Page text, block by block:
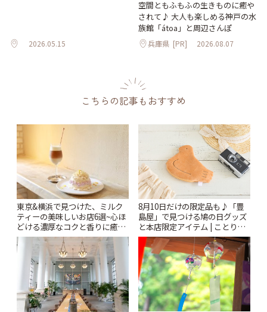
2026.05.15
空間ともふもふの生きものに癒や
されて♪ 大人も楽しめる神戸の水
族館「átoa」と周辺さんぽ
兵庫県 [PR] 2026.08.07
こちらの記事もおすすめ
東京&横浜で見つけた、ミルク
ティーの美味しいお店6選~心ほ
どける濃厚なコクと香りに癒や
されるティータイム~ | ことりっ
ぷ
8月10日だけの限定品も♪「豊
島屋」で見つける鳩の日グッズ
と本店限定アイテム | ことりっ
ぷ